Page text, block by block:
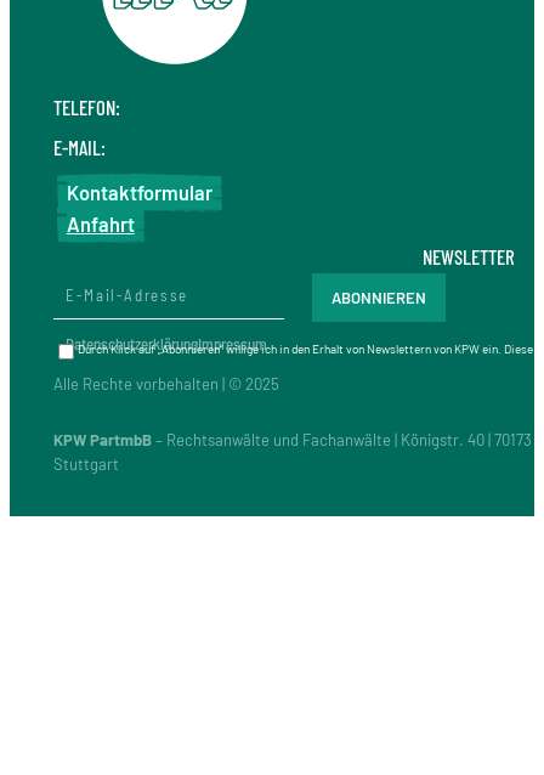
TELEFON:
E-MAIL:
Kontaktformular
Anfahrt
DatenschutzerklärungImpressum
Alle Rechte vorbehalten | © 2025
KPW PartmbB– Rechtsanwälte und Fachanwälte | Königstr. 40 | 70173
Stuttgart
NEWSLETTER
Durch Klick auf „Abonnieren“ willige ich in den Erhalt von Newslettern von KPW ein.